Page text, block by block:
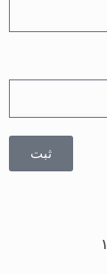
ثبت